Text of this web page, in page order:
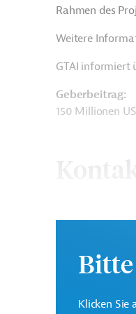
Rahmen des
Weitere
GTAI informiert
Geberbeitrag:
150 Millionen
Klicken Sie